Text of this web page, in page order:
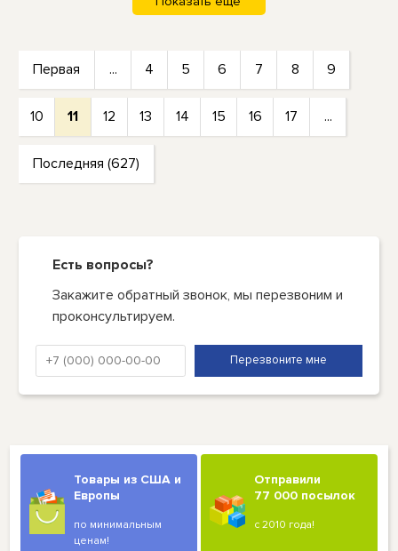
Первая ... 4 5 6 7 8 9
10 11 12 13 14 15 16 17 ...
Последняя (627)
Есть вопросы?
Закажите обратный звонок, мы перезвоним и
проконсультируем.
Товары из США и
Европы
по минимальным
ценам!
Отправили
77 000 посылок
с 2010 года!